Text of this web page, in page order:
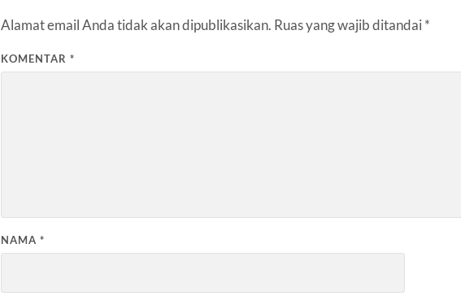
Alamat email Anda tidak akan dipublikasikan. Ruas yang wajib ditandai *
KOMENTAR *
NAMA *